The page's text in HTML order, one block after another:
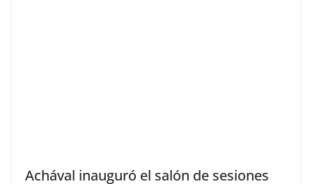
Achával inauguró el salón de sesiones